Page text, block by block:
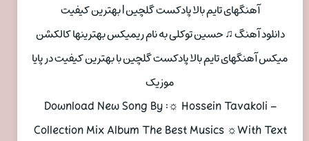
آهنگهای تایم بالا پادکست گلچین | بهترین کیفیت
دانلود آهنگ ♫ حسین توکلی به نام ریمیکس بهترینها کالکشن
میکس آهنگهای تایم بالا پادکست گلچین با بهترین کیفیت در پایا
موزیک
Download New Song By :☼ Hossein Tavakoli –
Collection Mix Album The Best Musics ☼With Text